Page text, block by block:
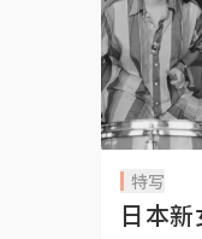
特写
日本